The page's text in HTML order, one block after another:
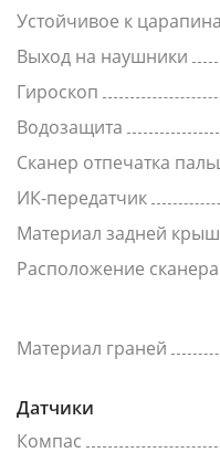
Устойчивое к
Выход на наушники
Гироскоп
Водозащита
Сканер отпечатка
ИК-передатчик
Материал задней
Расположение
Материал граней
Датчики
Компас